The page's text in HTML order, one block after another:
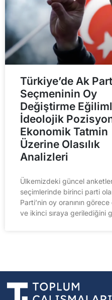
Türkiye’de Ak
Seçmeninin Oy
Değiştirme
İdeolojik
Ekonomik Tatmin
Üzerine Olasılık
Analizleri
Ülkemizdeki güncel
seçimlerinde birinci parti
Parti’nin oy oranının
ve ikinci sıraya gerilediğini